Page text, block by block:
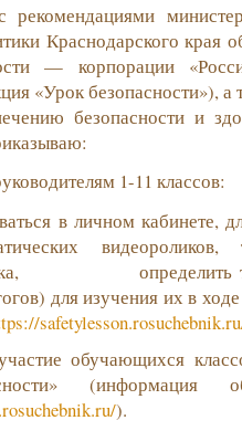
рекомендациями
Краснодарского края
— корпорации
«Урок безопасности»), а
безопасности и
1-11 классов:
в личном кабинете,
определить
для изучения их в
обучающихся
).